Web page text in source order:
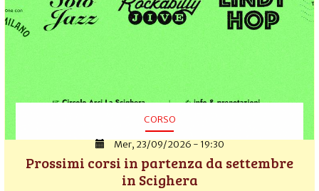
CORSO
Mer, 23/09/2026 - 19:30
Prossimi corsi in partenza da settembre
in Scighera